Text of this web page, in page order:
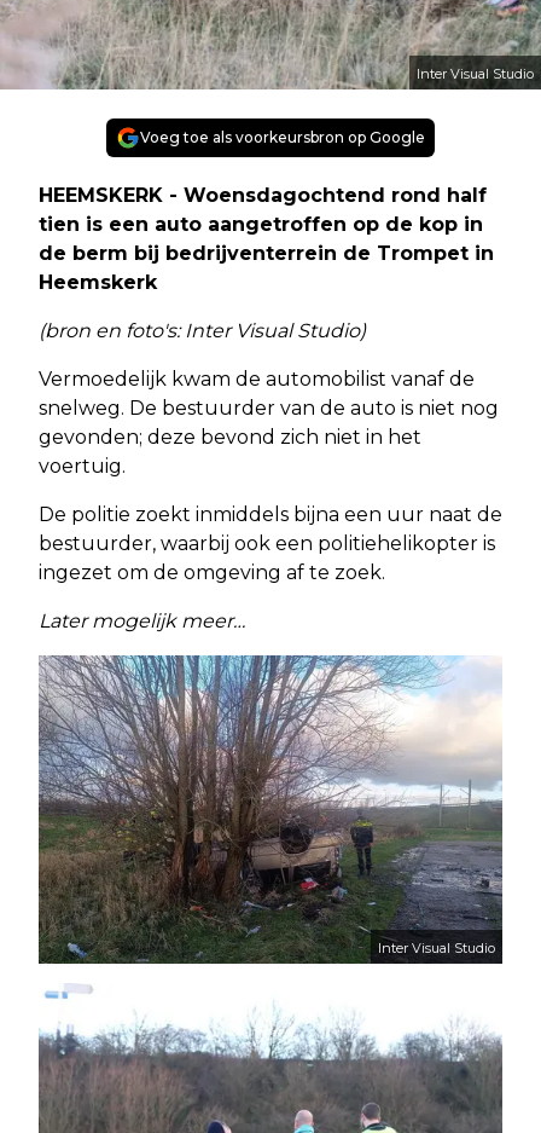
Inter Visual Studio
Voeg toe als voorkeursbron op Google
HEEMSKERK - Woensdagochtend rond half
tien is een auto aangetroffen op de kop in
de berm bij bedrijventerrein de Trompet in
Heemskerk
(bron en foto's: Inter Visual Studio)
Vermoedelijk kwam de automobilist vanaf de
snelweg. De bestuurder van de auto is niet nog
gevonden; deze bevond zich niet in het
voertuig.
De politie zoekt inmiddels bijna een uur naat de
bestuurder, waarbij ook een politiehelikopter is
ingezet om de omgeving af te zoek.
Later mogelijk meer…
Inter Visual Studio